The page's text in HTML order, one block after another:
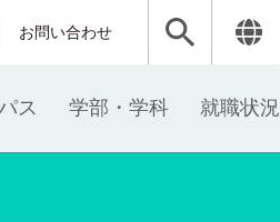
お問い合わせ
ス 学部・学科 就職状況